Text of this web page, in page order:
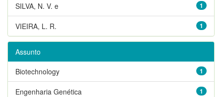
1
SILVA, N. V. e
1
VIEIRA, L. R.
Assunto
1
Biotechnology
1
Engenharia Genética